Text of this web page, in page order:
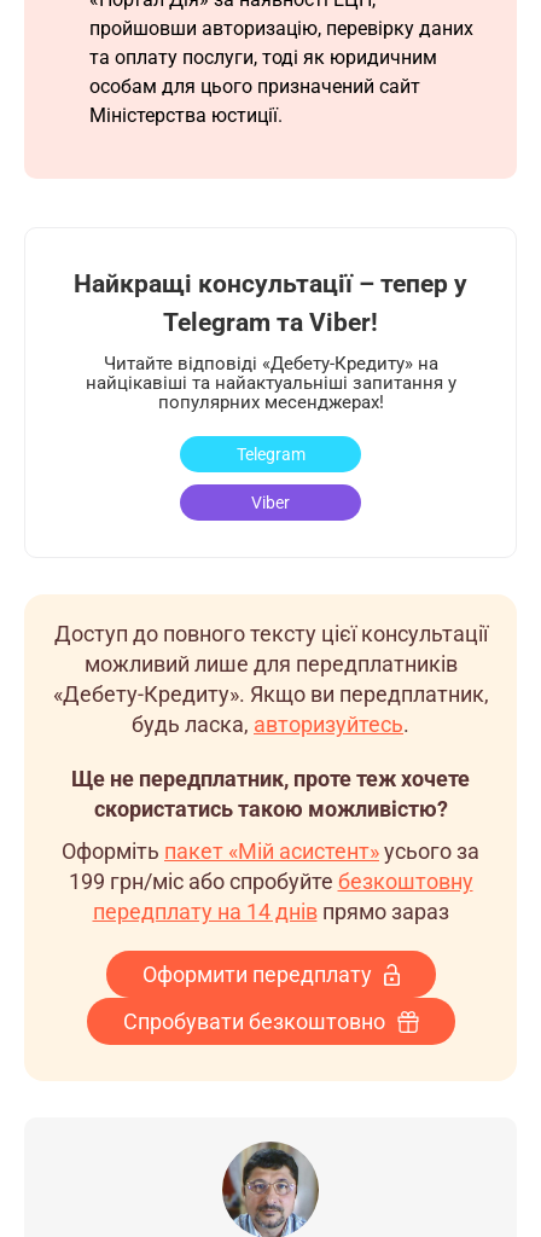
пройшовши авторизацію, перевірку даних
та оплату послуги, тоді як юридичним
особам для цього призначений сайт
Міністерства юстиції.
Найкращі консультації – тепер у
Telegram та Viber!
Читайте відповіді «Дебету-Кредиту» на
найцікавіші та найактуальніші запитання у
популярних месенджерах!
Telegram
Viber
Доступ до повного тексту цієї консультації
можливий лише для передплатників
«Дебету-Кредиту». Якщо ви передплатник,
будь ласка, авторизуйтесь.
Ще не передплатник, проте теж хочете
скористатись такою можливістю?
Оформіть пакет «Мій асистент»усього за
199 грн/місабо спробуйте безкоштовну
передплату на 14 днівпрямо зараз
Оформити передплату
Спробувати безкоштовно